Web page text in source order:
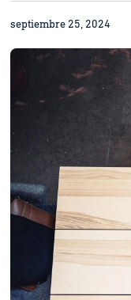
septiembre 25, 2024